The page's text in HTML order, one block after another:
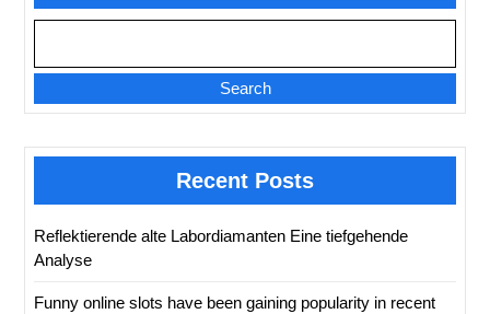
Search
Recent Posts
Reflektierende alte Labordiamanten Eine tiefgehende
Analyse
Funny online slots have been gaining popularity in recent